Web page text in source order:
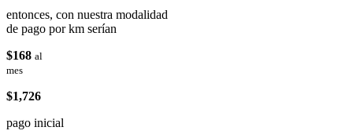
entonces, con nuestra modalidad
de pago por km serían
$168 al
mes
$1,726
pago inicial